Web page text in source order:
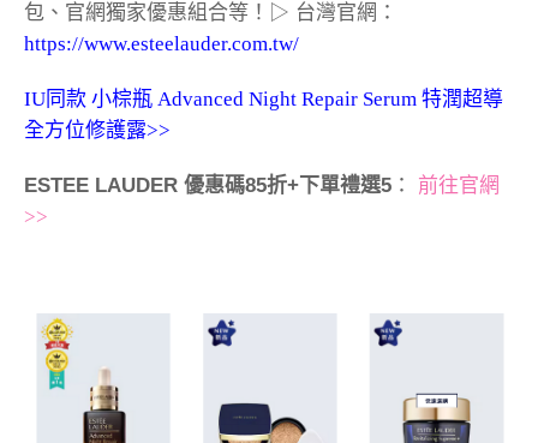
包、官網獨家優惠組合等！▷ 台灣官網：
https://www.esteelauder.com.tw/
IU同款 小棕瓶 Advanced Night Repair Serum 特潤超導
全方位修護露>>
ESTEE LAUDER 優惠碼85折+下單禮選5 ： 前往官網
>>